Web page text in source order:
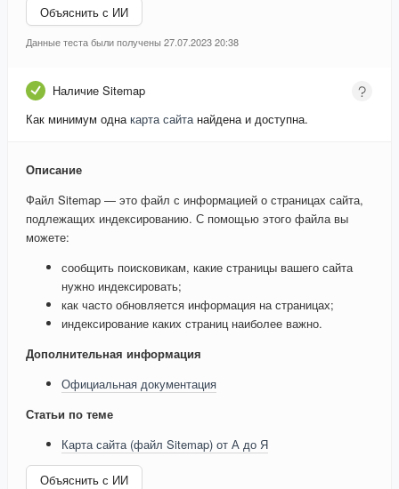
Объяснить с ИИ
Данные теста были получены 27.07.2023 20:38
Наличие Sitemap
Как минимум однакарта сайтанайдена и доступна.
Описание
Файл Sitemap — это файл с информацией о страницах сайта,
подлежащих индексированию. С помощью этого файла вы
можете:
сообщить поисковикам, какие страницы вашего сайта
нужно индексировать;
как часто обновляется информация на страницах;
индексирование каких страниц наиболее важно.
Дополнительная информация
Официальная документация
Статьи по теме
Карта сайта (файл Sitemap) от А до Я
Объяснить с ИИ